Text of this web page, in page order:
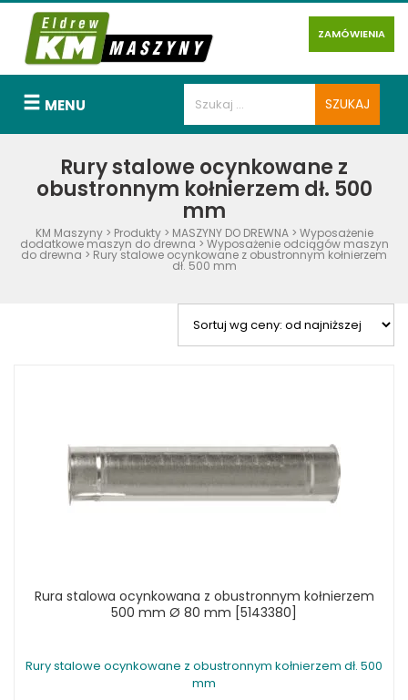
ZAMÓWIENIA
MENU
Rury stalowe ocynkowane z
obustronnym kołnierzem dł. 500
mm
KM Maszyny> Produkty> MASZYNY DO DREWNA> Wyposażenie
dodatkowe maszyn do drewna > Wyposażenie odciągów maszyn
do drewna > Rury stalowe ocynkowane z obustronnym kołnierzem
dł. 500 mm
Rura stalowa ocynkowana z obustronnym kołnierzem
500 mm Ø 80 mm [5143380]
Rury stalowe ocynkowane z obustronnym kołnierzem dł. 500
mm